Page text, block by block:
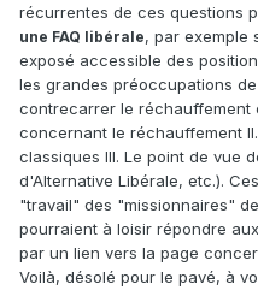
récurrentes de ces questions
une FAQ libérale, par exemple
exposé accessible des
les grandes préoccupations
contrecarrer le réchauffement
concernant le réchauffement
classiques III. Le point de vue
d'Alternative Libérale, etc.).
"travail" des "missionnaires"
pourraient à loisir répondre
par un lien vers la page
Voilà, désolé pour le pavé, à